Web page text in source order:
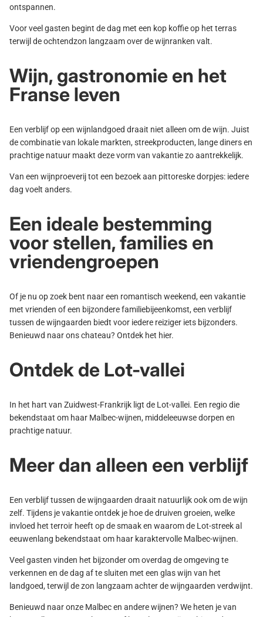
ontspannen.
Voor veel gasten begint de dag met een kop koffie op het terras
terwijl de ochtendzon langzaam over de wijnranken valt.
Wijn, gastronomie en het
Franse leven
Een verblijf op een wijnlandgoed draait niet alleen om de wijn. Juist
de combinatie van lokale markten, streekproducten, lange diners en
prachtige natuur maakt deze vorm van vakantie zo aantrekkelijk.
Van een wijnproeverij tot een bezoek aan pittoreske dorpjes: iedere
dag voelt anders.
Een ideale bestemming
voor stellen, families en
vriendengroepen
Of je nu op zoek bent naar een romantisch weekend, een vakantie
met vrienden of een bijzondere familiebijeenkomst, een verblijf
tussen de wijngaarden biedt voor iedere reiziger iets bijzonders.
Benieuwd naar ons chateau? Ontdek het hier.
Ontdek de Lot-vallei
In het hart van Zuidwest-Frankrijk ligt de Lot-vallei. Een regio die
bekendstaat om haar Malbec-wijnen, middeleeuwse dorpen en
prachtige natuur.
Meer dan alleen een verblijf
Een verblijf tussen de wijngaarden draait natuurlijk ook om de wijn
zelf. Tijdens je vakantie ontdek je hoe de druiven groeien, welke
invloed het terroir heeft op de smaak en waarom de Lot-streek al
eeuwenlang bekendstaat om haar karaktervolle Malbec-wijnen.
Veel gasten vinden het bijzonder om overdag de omgeving te
verkennen en de dag af te sluiten met een glas wijn van het
landgoed, terwijl de zon langzaam achter de wijngaarden verdwijnt.
Benieuwd naar onze Malbec en andere wijnen? We heten je van